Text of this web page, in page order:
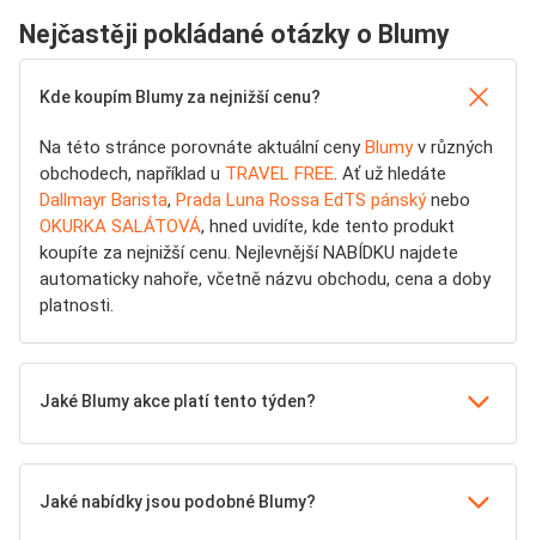
Nejčastěji pokládané otázky o Blumy
Kde koupím Blumy za nejnižší cenu?
Na této stránce porovnáte aktuální cenyBlumyv různých
obchodech, například u TRAVEL FREE. Ať už hledáte
Dallmayr Barista, Prada Luna Rossa EdTS pánskýnebo
OKURKA SALÁTOVÁ, hned uvidíte, kde tento produkt
koupíte za nejnižší cenu. Nejlevnější NABÍDKU najdete
automaticky nahoře, včetně názvu obchodu, cena a doby
platnosti.
Jaké Blumy akce platí tento týden?
Jaké nabídky jsou podobné Blumy?